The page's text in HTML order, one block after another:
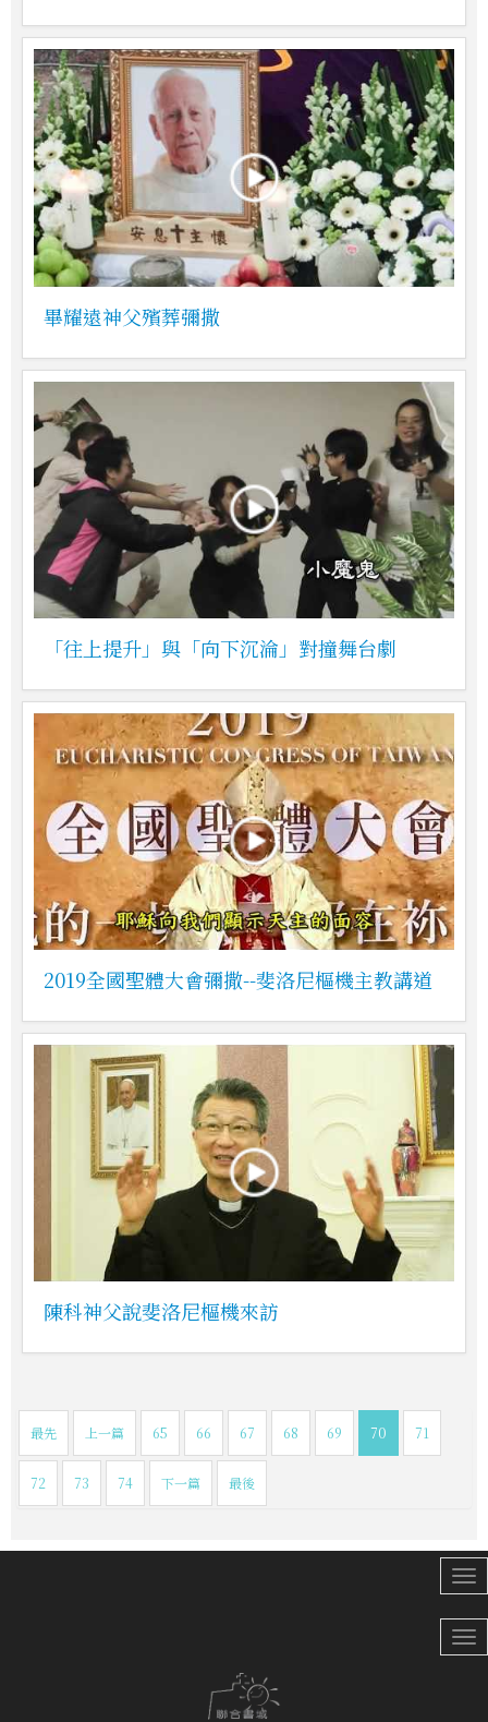
畢耀遠神父殯葬彌撒
「往上提升」與「向下沉淪」對撞舞台劇
2019全國聖體大會彌撒--斐洛尼樞機主教講道
陳科神父說斐洛尼樞機來訪
最先 上一篇 65 66 67 68 69 70 71
72 73 74 下一篇 最後